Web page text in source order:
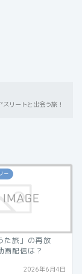
リートと出会う旅！
ー
た旅」の再放
画配信は？
2026年6月4日